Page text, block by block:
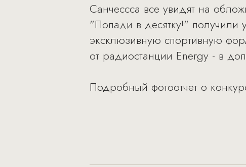
Санчессса все увидят на
"Попади в десятку!" получили
эксклюзивную спортивную
от радиостанции Energy - в
Подробный фотоотчет о